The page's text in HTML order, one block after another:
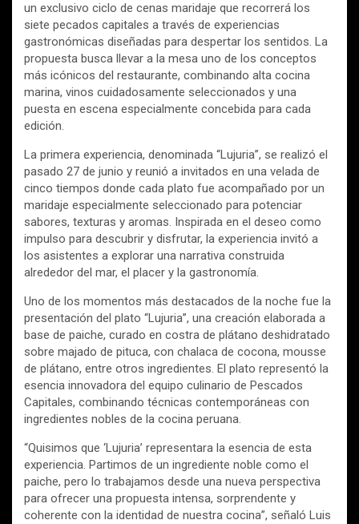
un exclusivo ciclo de cenas maridaje que recorrerá los
siete pecados capitales a través de experiencias
gastronómicas diseñadas para despertar los sentidos. La
propuesta busca llevar a la mesa uno de los conceptos
más icónicos del restaurante, combinando alta cocina
marina, vinos cuidadosamente seleccionados y una
puesta en escena especialmente concebida para cada
edición.
La primera experiencia, denominada “Lujuria”, se realizó el
pasado 27 de junio y reunió a invitados en una velada de
cinco tiempos donde cada plato fue acompañado por un
maridaje especialmente seleccionado para potenciar
sabores, texturas y aromas. Inspirada en el deseo como
impulso para descubrir y disfrutar, la experiencia invitó a
los asistentes a explorar una narrativa construida
alrededor del mar, el placer y la gastronomía.
Uno de los momentos más destacados de la noche fue la
presentación del plato “Lujuria”, una creación elaborada a
base de paiche, curado en costra de plátano deshidratado
sobre majado de pituca, con chalaca de cocona, mousse
de plátano, entre otros ingredientes. El plato representó la
esencia innovadora del equipo culinario de Pescados
Capitales, combinando técnicas contemporáneas con
ingredientes nobles de la cocina peruana.
“Quisimos que ‘Lujuria’ representara la esencia de esta
experiencia. Partimos de un ingrediente noble como el
paiche, pero lo trabajamos desde una nueva perspectiva
para ofrecer una propuesta intensa, sorprendente y
coherente con la identidad de nuestra cocina”, señaló Luis